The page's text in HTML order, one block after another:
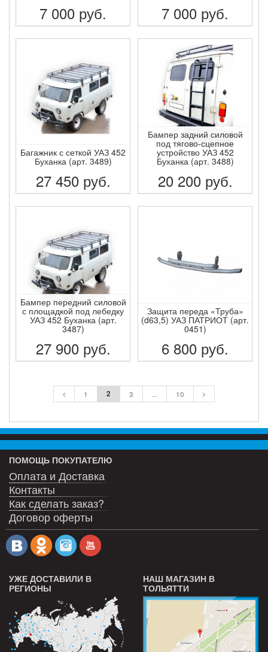
7 000 руб.
ПОДРОБНЕЕ
7 000 руб.
ПОДРОБНЕЕ
Багажник с сеткой УАЗ 452
Буханка (арт. 3489)
27 450 руб.
ПОДРОБНЕЕ
Бампер задний силовой
под тягово-сцепное
устройство УАЗ 452
Буханка (арт. 3488)
20 200 руб.
ПОДРОБНЕЕ
Бампер передний силовой
с площадкой под лебедку
УАЗ 452 Буханка (арт.
3487)
27 900 руб.
Защита переда «Труба»
(d63,5) УАЗ ПАТРИОТ (арт.
0451)
6 800 руб.
1 2 3 ... 10
ПОМОЩЬ ПОКУПАТЕЛЮ
Оплата и Доставка
Контакты
Как сделать заказ?
Договор оферты
УЖЕ ДОСТАВИЛИ В
РЕГИОНЫ
НАШ МАГАЗИН В
ТОЛЬЯТТИ